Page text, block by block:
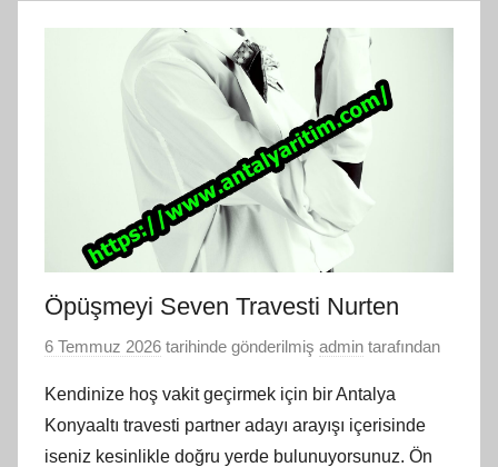
Öpüşmeyi Seven Travesti Nurten
6 Temmuz 2026 tarihinde gönderilmiş admin tarafından
Kendinize hoş vakit geçirmek için bir Antalya
Konyaaltı travesti partner adayı arayışı içerisinde
iseniz kesinlikle doğru yerde bulunuyorsunuz. Ön